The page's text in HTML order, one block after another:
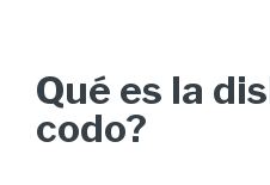
Qué es la
codo?